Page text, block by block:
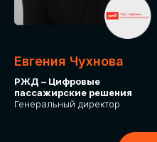
Евгения Чухнова
РЖД – Цифровые
пассажирские решения
Генеральный директор